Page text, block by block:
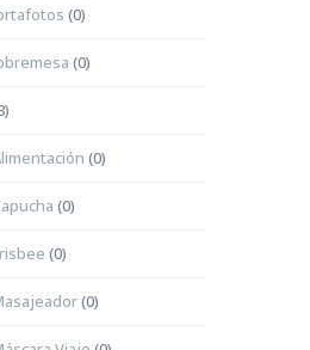
(0)
(0)
(0)
(0)
(0)
(0)